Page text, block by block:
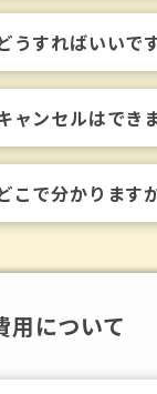
うすればいいで
ャンセルはでき
こで分かります
用について